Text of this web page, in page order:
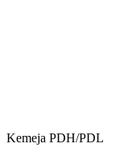
Kemeja PDH/PDL